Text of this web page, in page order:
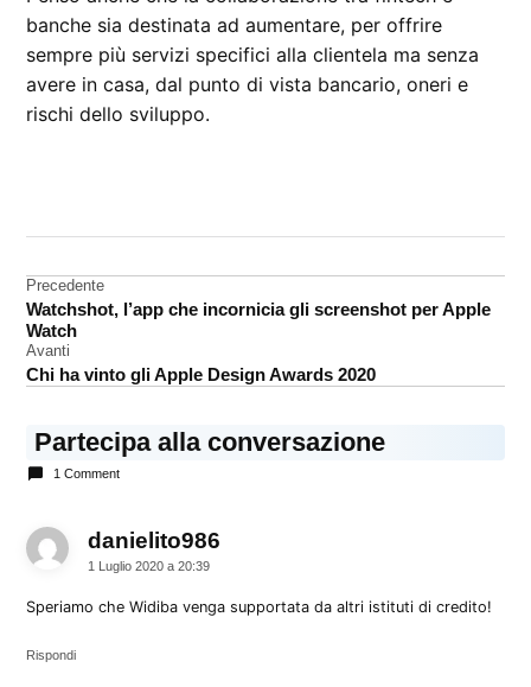
banche sia destinata ad aumentare, per offrire
sempre più servizi specifici alla clientela ma senza
avere in casa, dal punto di vista bancario, oneri e
rischi dello sviluppo.
widiba
Navigazione
articoli
Precedente
Watchshot, l’app che incornicia gli screenshot per Apple
Watch
Avanti
Chi ha vinto gli Apple Design Awards 2020
Partecipa alla conversazione
1 Comment
danielito986
1 Luglio 2020 a 20:39
Speriamo che Widiba venga supportata da altri istituti di credito!
Rispondi